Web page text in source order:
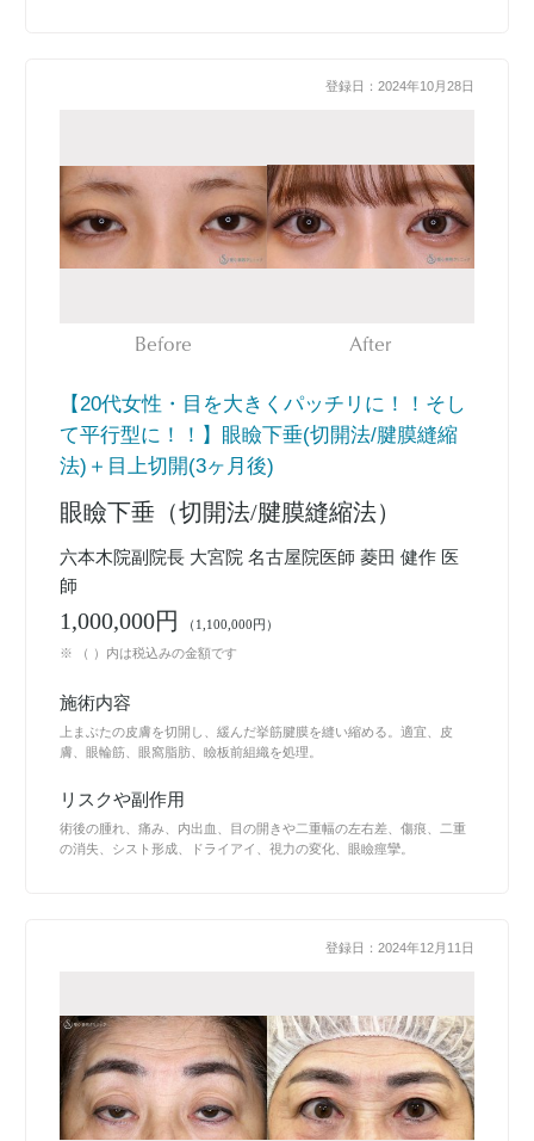
Before After
【20代女性・目を大きくパッチリに！！そし
て平行型に！！】眼瞼下垂(切開法/腱膜縫縮
法)＋目上切開(3ヶ月後)
眼瞼下垂（切開法/腱膜縫縮法）
六本木院副院長 大宮院 名古屋院医師 菱田 健作 医
師
1,000,000円 （1,100,000円）
※ （ ）内は税込みの金額です
施術内容
上まぶたの皮膚を切開し、緩んだ挙筋腱膜を縫い縮める。適宜、皮
膚、眼輪筋、眼窩脂肪、瞼板前組織を処理。
リスクや副作用
術後の腫れ、痛み、内出血、目の開きや二重幅の左右差、傷痕、二重
の消失、シスト形成、ドライアイ、視力の変化、眼瞼痙攣。
登録日：2024年10月28日
登録日：2024年12月11日